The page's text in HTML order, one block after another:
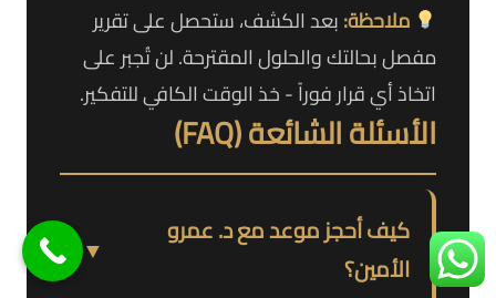
ملاحظة:بعد الكشف، ستحصل على تقرير
مفصل بحالتك والحلول المقترحة. لن تُجبر على
اتخاذ أي قرار فوراً - خذ الوقت الكافي للتفكير.
الأسئلة الشائعة (FAQ)
كيف أحجز موعد مع د. عمرو
الأمين؟
▼